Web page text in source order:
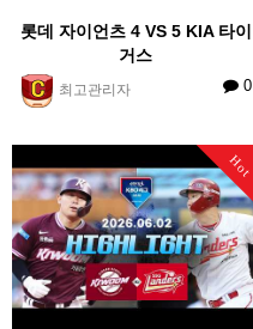
롯데 자이언츠 4 VS 5 KIA 타이
거스
최고관리자 0
Hot